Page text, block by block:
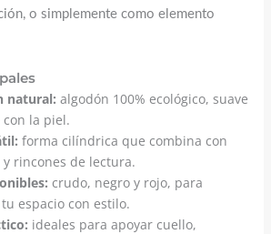
o simplemente como elemento
natural: algodón 100% ecológico, suave
la piel.
forma cilíndrica que combina con
y rincones de lectura.
crudo, negro y rojo, para
espacio con estilo.
ideales para apoyar cuello,